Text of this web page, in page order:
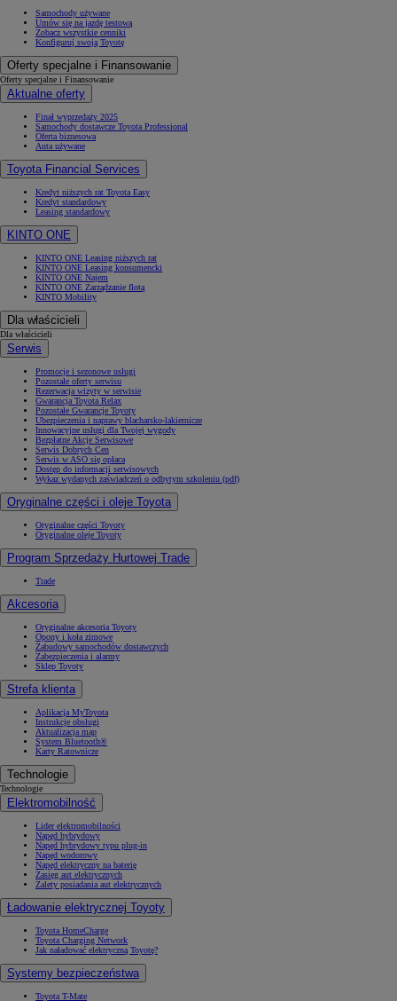
Samochody używane
Umów się na jazdę testową
Zobacz wszystkie cenniki
Konfiguruj swoją Toyotę
Oferty specjalne i Finansowanie
Oferty specjalne i Finansowanie
Aktualne oferty
Finał wyprzedaży 2025
Samochody dostawcze Toyota Professional
Oferta biznesowa
Auta używane
Toyota Financial Services
Kredyt niższych rat Toyota Easy
Kredyt standardowy
Leasing standardowy
KINTO ONE
KINTO ONE Leasing niższych rat
KINTO ONE Leasing konsumencki
KINTO ONE Najem
KINTO ONE Zarządzanie flotą
KINTO Mobility
Dla właścicieli
Dla właścicieli
Serwis
Promocje i sezonowe usługi
Pozostałe oferty serwisu
Rezerwacja wizyty w serwisie
Gwarancja Toyota Relax
Pozostałe Gwarancje Toyoty
Ubezpieczenia i naprawy blacharsko-lakiernicze
Innowacyjne usługi dla Twojej wygody
Bezpłatne Akcje Serwisowe
Serwis Dobrych Cen
Serwis w ASO się opłaca
Dostęp do informacji serwisowych
Wykaz wydanych zaświadczeń o odbytym szkoleniu (pdf)
Oryginalne części i oleje Toyota
Oryginalne części Toyoty
Oryginalne oleje Toyoty
Program Sprzedaży Hurtowej Trade
Trade
Akcesoria
Oryginalne akcesoria Toyoty
Opony i koła zimowe
Zabudowy samochodów dostawczych
Zabezpieczenia i alarmy
Sklep Toyoty
Strefa klienta
Aplikacja MyToyota
Instrukcje obsługi
Aktualizacja map
System Bluetooth®
Karty Ratownicze
Technologie
Technologie
Elektromobilność
Lider elektromobilności
Napęd hybrydowy
Napęd hybrydowy typu plug-in
Napęd wodorowy
Napęd elektryczny na baterię
Zasięg aut elektrycznych
Zalety posiadania aut elektrycznych
Ładowanie elektrycznej Toyoty
Toyota HomeCharge
Toyota Charging Network
Jak naładować elektryczną Toyotę?
Systemy bezpieczeństwa
Toyota T-Mate